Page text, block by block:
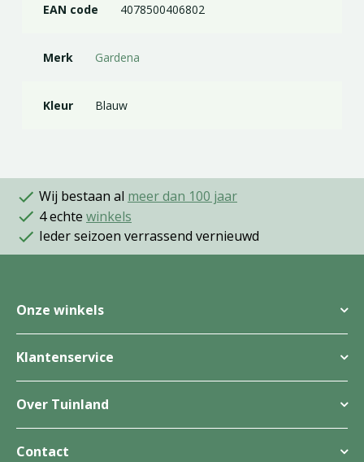
EAN code 4078500406802
Merk Gardena
Kleur Blauw
Wij bestaan al meer dan 100 jaar
4 echte winkels
Ieder seizoen verrassend vernieuwd
Onze winkels
Klantenservice
Over Tuinland
Contact